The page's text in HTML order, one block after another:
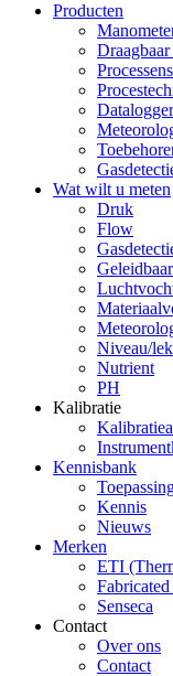
Producten
Datalogger
Wat wilt u meten
Druk
Flow
Niveau/
Nutrient
PH
Kalibratie
Kennisbank
Kennis
Nieuws
Merken
ETI
Senseca
Contact
Over ons
Contact